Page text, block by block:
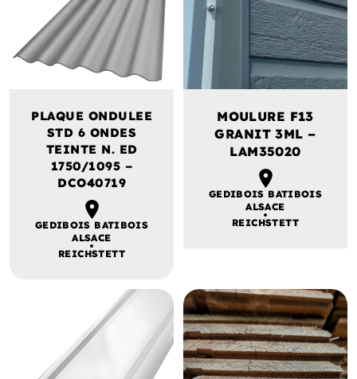
PLAQUE ONDULEE
STD 6 ONDES
TEINTE N. ED
1750/1095 –
DCO40719
GEDIBOIS BATIBOIS
ALSACE
REICHSTETT
MOULURE F13
GRANIT 3ML –
LAM35020
GEDIBOIS BATIBOIS
ALSACE
REICHSTETT